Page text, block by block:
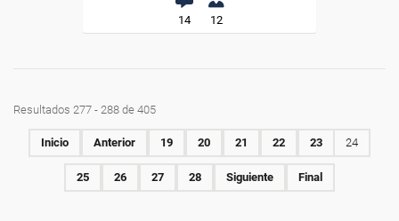
14 12
Resultados 277 - 288 de 405
Inicio Anterior 19 20 21 22 23 24
25 26 27 28 Siguiente Final